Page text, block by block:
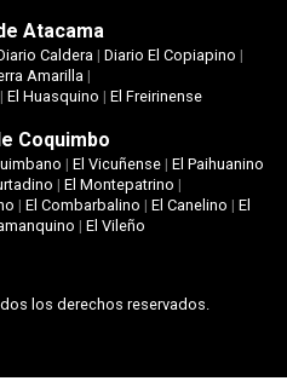
Atacama
Caldera| Diario El Copiapino |
Amarilla|
El Huasquino | El Freirinense
Coquimbo
| El Vicuñense| El Paihuanino
| El Montepatrino |
|El Combarbalino |El Canelino |El
| El Vileño
los derechos reservados.